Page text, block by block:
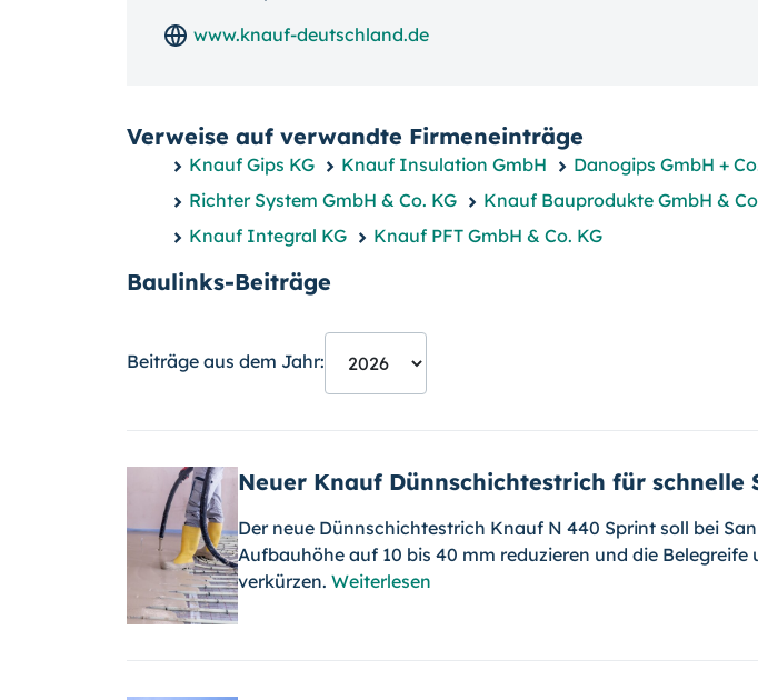
www.knauf-deutschland.de
Verweise auf verwandte Firmeneinträge
Knauf Gips KG Knauf Insulation GmbH
Danogips GmbH +
Richter System GmbH & Co. KG
Knauf Bauprodukte GmbH &
Knauf Integral KG
Knauf PFT GmbH & Co. KG
Baulinks-Beiträge
Beiträge aus dem Jahr:
Neuer Knauf Dünnschichtestrich für schnelle
Der neue Dünnschichtestrich Knauf N 440 Sprint soll bei
Aufbauhöhe auf 10 bis 40 mm reduzieren und die Belegreife
verkürzen. Weiterlesen